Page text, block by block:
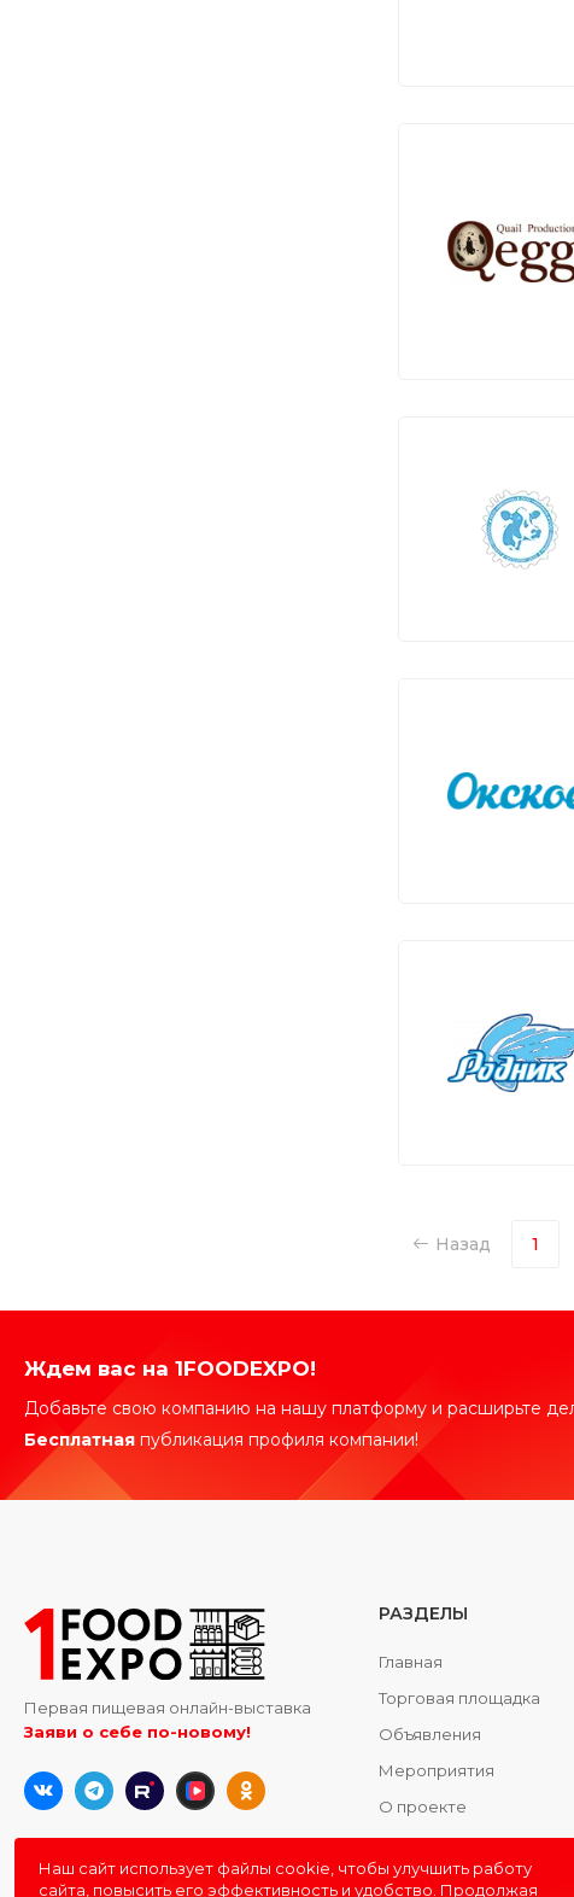
Назад 1
Ждем вас на 1FOODEXPO!
Добавьте свою компанию на нашу платформу и расширьте
Бесплатная публикация профиля компании!
Первая пищевая онлайн-выставка
Заяви о себе по-новому!
РАЗДЕЛЫ
Главная
Торговая площадка
Объявления
Мероприятия
О проекте
Контакты
Наш сайт использует файлы cookie, чтобы улучшить работу
сайта, повысить его эффективность и удобство. Продолжая